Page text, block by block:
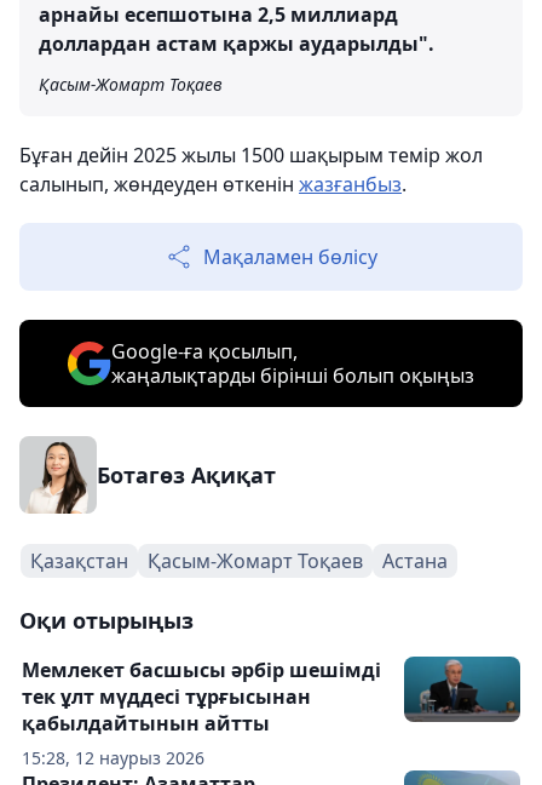
арнайы есепшотына 2,5 миллиард
доллардан астам қаржы аударылды".
Қасым-Жомарт Тоқаев
Бұған дейін 2025 жылы 1500 шақырым темір жол
салынып, жөндеуден өткенін жазғанбыз.
Мақаламен бөлісу
Google-ға қосылып,
жаңалықтарды бірінші болып оқыңыз
Ботагөз Ақиқат
Қазақстан Қасым-Жомарт Тоқаев Астана
Оқи отырыңыз
15:28, 12 наурыз 2026
Мемлекет басшысы әрбір шешімді
тек ұлт мүддесі тұрғысынан
қабылдайтынын айтты